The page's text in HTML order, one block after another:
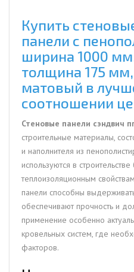
0.5/0.5,
толщина
175
Полиуретан
матовый
Купить
панели с
ширина 1000
толщина 175
матовый в
соотношении
Стеновые панели сэндвич
строительные материалы,
и наполнителя из
используются в
теплоизоляционным
панели способны
обеспечивают прочность и
применение особенно
кровельных систем, где
факторов.